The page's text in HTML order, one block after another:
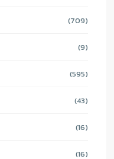
(709)
(9)
(595)
(43)
(16)
(16)